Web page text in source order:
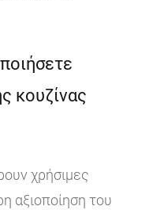
κουζίνας
χρήσιμες
αξιοποίηση του